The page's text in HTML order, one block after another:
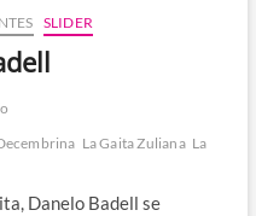
SLIDER
La Gaita Zuliana La
Danelo Badell se